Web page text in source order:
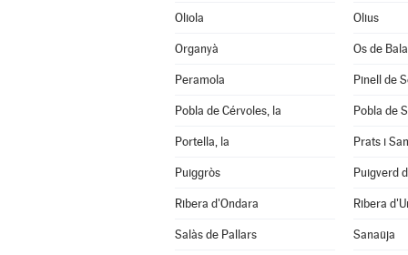
Oliola Olius
Organyà Os de
Peramola Pinell de
Pobla de Cérvoles, la Pobla de
Portella, la Prats i
Puiggròs Puigverd
Ribera d'Ondara Ribera
Salàs de Pallars Sanaüja